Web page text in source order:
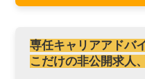
専任キャリアアドバ
こだけの非公開求人